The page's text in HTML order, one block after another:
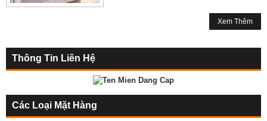
Xem Thêm
Thông Tin Liên Hệ
Các Loại Mặt Hàng